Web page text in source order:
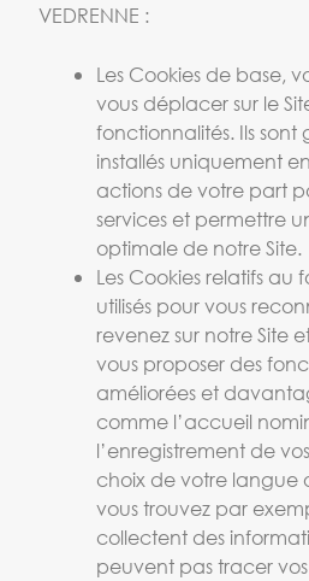
VEDRENNE :
Les Cookies de base,
vous déplacer sur le
fonctionnalités. Ils
installés uniquement
actions de votre part
services et permettre
optimale de notre Site.
Les Cookies relatifs
utilisés pour vous
revenez sur notre Site
vous proposer des
améliorées et
comme l’accueil
l’enregistrement de
choix de votre langue
vous trouvez par
collectent des
peuvent pas tracer